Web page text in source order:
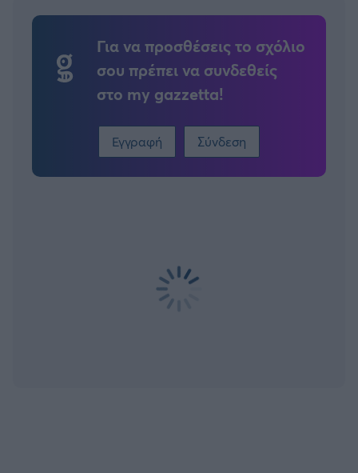
Για να προσθέσεις το σχόλιο
σου πρέπει να συνδεθείς
στο my gazzetta!
Εγγραφή Σύνδεση